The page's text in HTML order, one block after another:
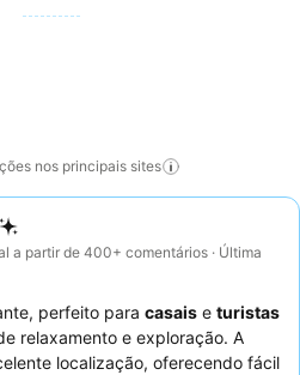
nos principais sites
a partir de 400+ comentários · Última
perfeito para casais e turistas
relaxamento e exploração. A
localização, oferecendo fácil